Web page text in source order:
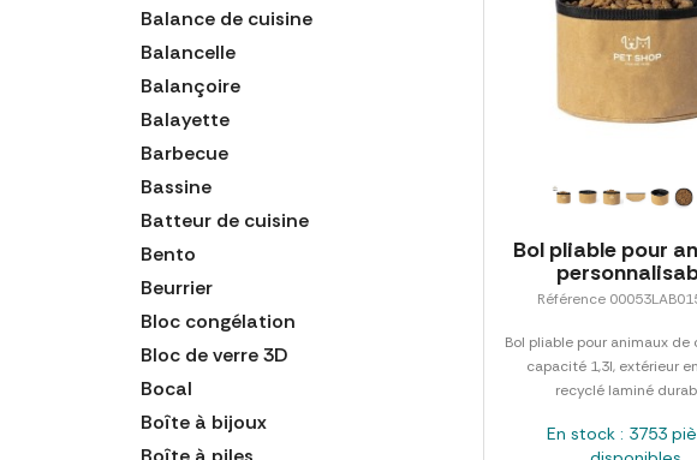
Balance de cuisine
Balancelle
Balançoire
Balayette
Barbecue
Bassine
Batteur de cuisine
Bento
Beurrier
Bloc congélation
Bloc de verre 3D
Bocal
Boîte à bijoux
Bol pliable pour
Référence
Bol pliable pour animaux de
capacité 1,3l, extérieur
recyclé laminé
En stock : 3753